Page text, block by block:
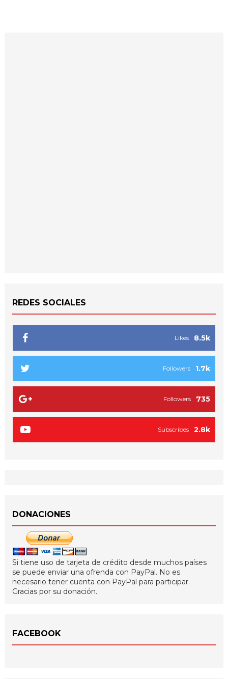
REDES SOCIALES
8.5k
Likes
1.7k
Followers
735
Followers
2.8k
Subscribes
DONACIONES
Si tiene uso de tarjeta de crédito desde muchos países
se puede enviar una ofrenda con PayPal. No es
necesario tener cuenta con PayPal para participar.
Gracias por su donación.
FACEBOOK